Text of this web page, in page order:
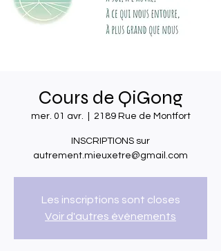
Cours de QiGong
mer. 01 avr. 2189 Rue de Montfort
INSCRIPTIONS sur
autrement.mieuxetre@gmail.com
Les inscriptions sont closes
Voir d'autres événements